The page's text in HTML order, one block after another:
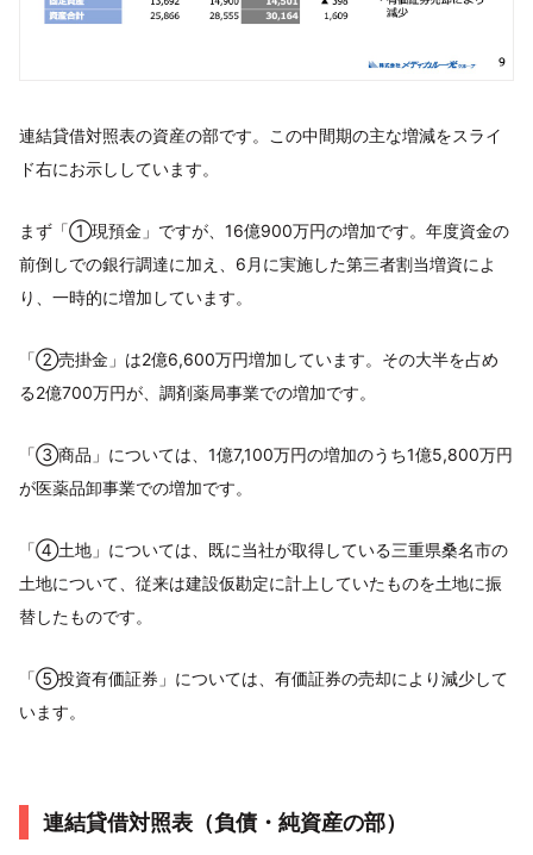
連結貸借対照表の資産の部です。この中間期の主な増減をスライ
ド右にお示ししています。
まず「①現預金」ですが、16億900万円の増加です。年度資金の
前倒しでの銀行調達に加え、6月に実施した第三者割当増資によ
り、一時的に増加しています。
「②売掛金」は2億6,600万円増加しています。その大半を占め
る2億700万円が、調剤薬局事業での増加です。
「③商品」については、1億7,100万円の増加のうち1億5,800万円
が医薬品卸事業での増加です。
「④土地」については、既に当社が取得している三重県桑名市の
土地について、従来は建設仮勘定に計上していたものを土地に振
替したものです。
「⑤投資有価証券」については、有価証券の売却により減少して
います。
連結貸借対照表（負債・純資産の部）